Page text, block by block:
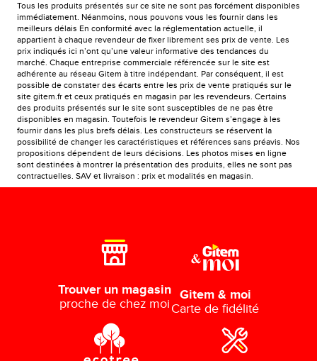
Tous les produits présentés sur ce site ne sont pas forcément disponibles
immédiatement. Néanmoins, nous pouvons vous les fournir dans les
meilleurs délais En conformité avec la réglementation actuelle, il
appartient à chaque revendeur de fixer librement ses prix de vente. Les
prix indiqués ici n’ont qu’une valeur informative des tendances du
marché. Chaque entreprise commerciale référencée sur le site est
adhérente au réseau Gitem à titre indépendant. Par conséquent, il est
possible de constater des écarts entre les prix de vente pratiqués sur le
site gitem.fr et ceux pratiqués en magasin par les revendeurs. Certains
des produits présentés sur le site sont susceptibles de ne pas être
disponibles en magasin. Toutefois le revendeur Gitem s’engage à les
fournir dans les plus brefs délais. Les constructeurs se réservent la
possibilité de changer les caractéristiques et références sans préavis. Nos
propositions dépendent de leurs décisions. Les photos mises en ligne
sont destinées à montrer la présentation des produits, elles ne sont pas
contractuelles. SAV et livraison : prix et modalités en magasin.
Trouver un magasin
proche de chez moi
Gitem & moi
Carte de fidélité